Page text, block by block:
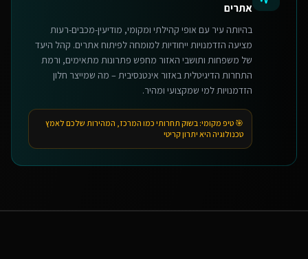
אתרים
בהיותה עיר עם אופי קהילתי ומקומי, מודיעין-מכבים-רעות
מציעה הזדמנויות ייחודיות למומחה לפיתוח אתרים. קהל היעד
של משפחות ותושבי האזור מחפש פתרונות מתאימים, ורמת
התחרות הדיגיטלית באזור אינטנסיבית – מה שמייצר חלון
הזדמנויות למי שמקצועי ומהיר.
🎯 טיפ מקומי: בשוק תחרותי כמו המרכז, המהירות שלכם לאמץ
טכנולוגיה היא יתרון קריטי